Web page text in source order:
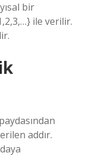
bir
ile verilir.
addır.